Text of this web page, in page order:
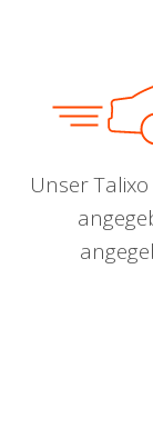
Unser